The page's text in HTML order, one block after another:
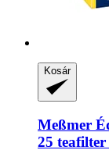
Kosár
Meßmer
25 teafilter